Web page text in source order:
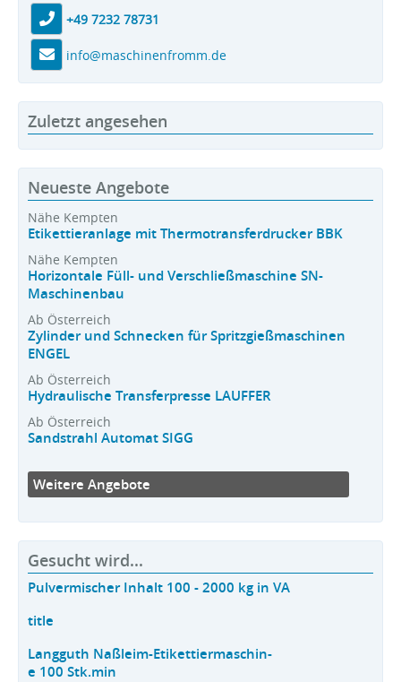
+49 7232 78731
info@maschinenfromm.de
Zuletzt angesehen
Neueste Angebote
Nähe Kempten
Etikettieranlage mit Thermotransferdrucker BBK
Nähe Kempten
Horizontale Füll- und Verschließmaschine SN-
Maschinenbau
Ab Österreich
Zylinder und Schnecken für Spritzgießmaschinen
ENGEL
Ab Österreich
Hydraulische Transferpresse LAUFFER
Ab Österreich
Sandstrahl Automat SIGG
Weitere Angebote
Gesucht wird...
Pulvermischer Inhalt 100 - 2000 kg in VA
title
Langguth Naßleim-Etikettiermaschin-
e 100 Stk.min